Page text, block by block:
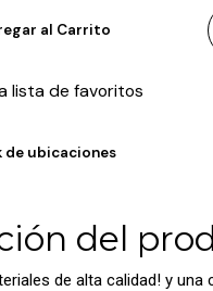
al Carrito
lista de favoritos
ubicaciones
del
de alta calidad! y